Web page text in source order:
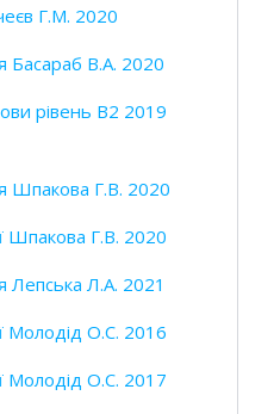
Г.М. 2020
Басараб В.А. 2020
рівень B2 2019
Шпакова Г.В. 2020
Шпакова Г.В. 2020
Лепська Л.А. 2021
Молодід О.С. 2016
Молодід О.С. 2017